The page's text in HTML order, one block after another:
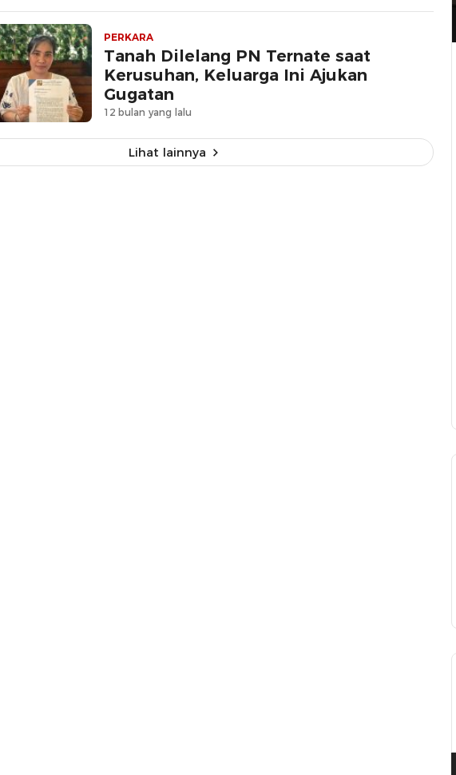
PERKARA
Tanah Dilelang PN Ternate saat
Kerusuhan, Keluarga Ini Ajukan
Gugatan
12 bulan yang lalu
Lihat lainnya